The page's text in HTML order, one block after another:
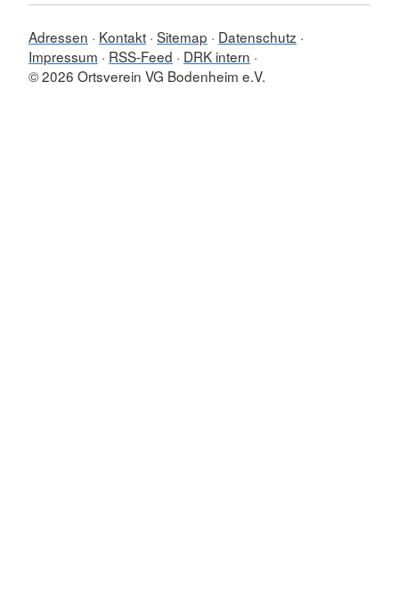
Adressen Kontakt Sitemap
Datenschutz
Impressum
RSS-Feed
DRK intern
© 2026 Ortsverein VG Bodenheim e.V.